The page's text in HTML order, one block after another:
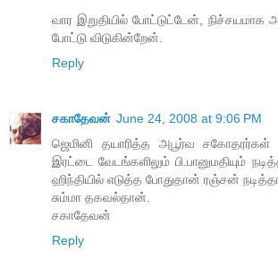
வார இறுதியில் போட்டுட்டேன், நிச்சயமாக
போட்டு விடுகின்றேன்.
Reply
சகாதேவன் June 24, 2008 at 9:06 PM
ஜெமினி தயாரித்த அபூர்வ சகோதரர்கள்
இரட்டை வேடங்களிலும் பி.பானுமதியும்
ஹிந்தியில் எடுத்த போதுதான் ரஞ்சன்
சும்மா தகவல்தான்.
சகாதேவன்
Reply